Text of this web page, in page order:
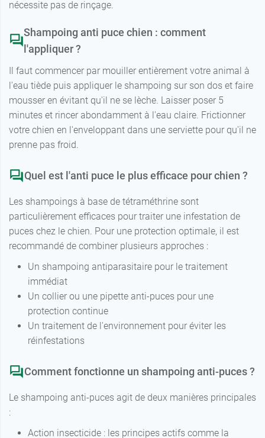
nécessite pas de rinçage.
Shampoing anti puce chien : comment
l'appliquer ?
Il faut commencer par mouiller entièrement votre animal à
l'eau tiède puis appliquer le shampoing sur son dos et faire
mousser en évitant qu'il ne se lèche. Laisser poser 5
minutes et rincer abondamment à l'eau claire. Frictionner
votre chien en l'enveloppant dans une serviette pour qu'il ne
prenne pas froid.
Quel est l'anti puce le plus efficace pour chien ?
Les shampoings à base de tétraméthrine sont
particulièrement efficaces pour traiter une infestation de
puces chez le chien. Pour une protection optimale, il est
recommandé de combiner plusieurs approches :
Un shampoing antiparasitaire pour le traitement
immédiat
Un collier ou une pipette anti-puces pour une
protection continue
Un traitement de l'environnement pour éviter les
réinfestations
Comment fonctionne un shampoing anti-puces ?
Le shampoing anti-puces agit de deux manières principales
:
Action insecticide : les principes actifs comme la